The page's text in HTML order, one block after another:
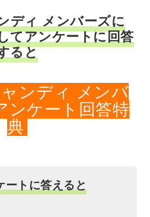
ディ メンバーズに
てアンケートに回答
ると
ンディ メンバ
ンケート回答特
典
ートに答えると